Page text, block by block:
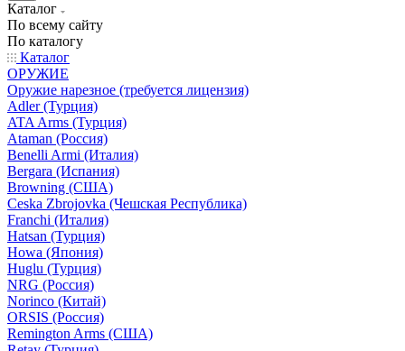
Каталог
По всему сайту
По каталогу
Каталог
ОРУЖИЕ
Оружие нарезное (требуется лицензия)
Adler (Турция)
ATA Arms (Турция)
Ataman (Россия)
Benelli Armi (Италия)
Bergara (Испания)
Browning (США)
Ceska Zbrojovka (Чешская Республика)
Franchi (Италия)
Hatsan (Турция)
Howa (Япония)
Huglu (Турция)
NRG (Россия)
Norinco (Китай)
ORSIS (Россия)
Remington Arms (США)